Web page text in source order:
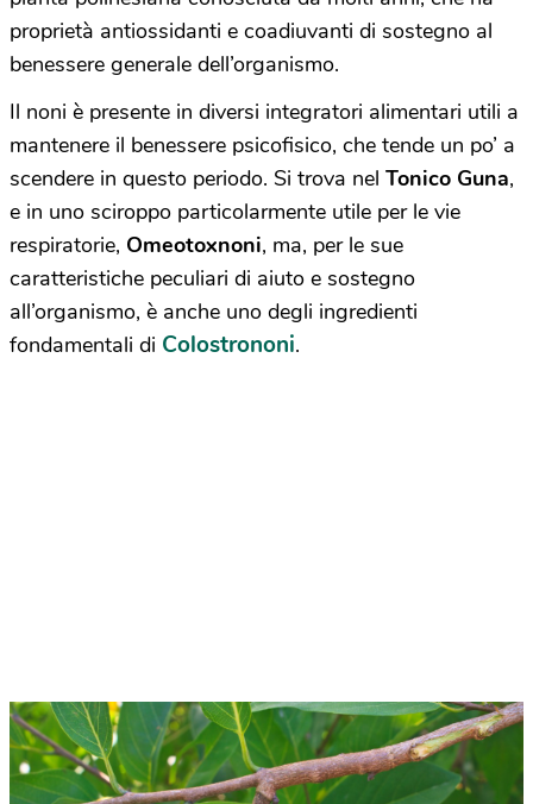
proprietà antiossidanti e coadiuvanti di sostegno al
benessere generale dell’organismo.
Il noni è presente in diversi integratori alimentari utili a
mantenere il benessere psicofisico, che tende un po’ a
scendere in questo periodo. Si trova nel Tonico Guna,
e in uno sciroppo particolarmente utile per le vie
respiratorie, Omeotoxnoni, ma, per le sue
caratteristiche peculiari di aiuto e sostegno
all’organismo, è anche uno degli ingredienti
fondamentali di Colostrononi.